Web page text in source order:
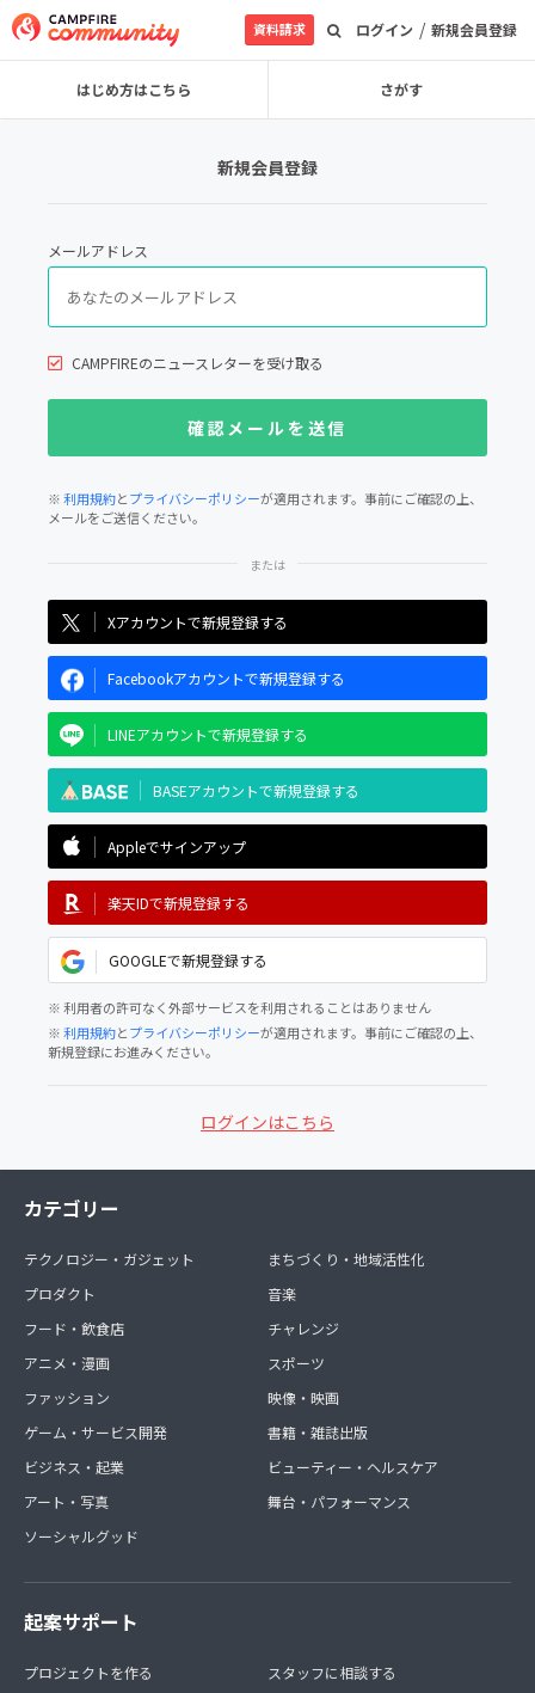
ログイン / 新規会員登録
資料請求
はじめ方はこちら さがす
新規会員登録
メールアドレス
CAMPFIREのニュースレターを受け取る
※利用規約とプライバシーポリシーが適用されます。事前にご確認の上、
メールをご送信ください。
Xアカウントで新規登録する
Facebookアカウントで新規登録する
LINEアカウントで新規登録する
BASEアカウントで新規登録する
Appleでサインアップ
楽天IDで新規登録する
GOOGLEで新規登録する
※ 利用者の許可なく外部サービスを利用されることはありません
※利用規約とプライバシーポリシーが適用されます。事前にご確認の上、
新規登録にお進みください。
ログインはこちら
カテゴリー
テクノロジー・ガジェット
プロダクト
フード・飲食店
アニメ・漫画
ファッション
ゲーム・サービス開発
ビジネス・起業
アート・写真
ソーシャルグッド
まちづくり・地域活性化
音楽
チャレンジ
スポーツ
映像・映画
書籍・雑誌出版
ビューティー・ヘルスケア
舞台・パフォーマンス
起案サポート
プロジェクトを作る
スタッフに相談する